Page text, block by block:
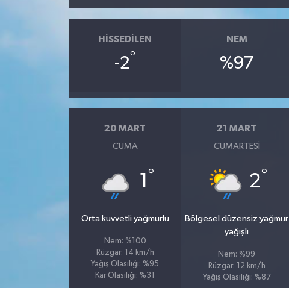
HISSEDILEN
-2°
NEM
%97
20 MART
CUMA
1 °
Orta kuvvetli yağmurlu
Nem: %100
Rüzgar: 14 km/h
Yağış Olasılığı: %95
Kar Olasılığı: %31
21 MART
CUMARTESI
2°
Bölgesel düzensiz yağmur
yağışlı
Nem: %99
Rüzgar: 12 km/h
Yağış Olasılığı: %87